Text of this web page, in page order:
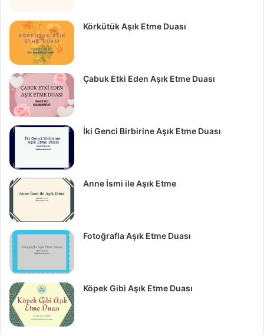
Körkütük Aşık Etme Duası
Çabuk Etki Eden Aşık Etme Duası
İki Genci Birbirine Aşık Etme Duası
Anne İsmi ile Aşık Etme
Fotoğrafla Aşık Etme Duası
Köpek Gibi Aşık Etme Duası